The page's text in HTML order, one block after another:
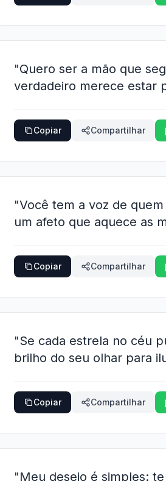
"Quero ser a mão que
verdadeiro merece estar
Copiar Compartilhar
"Você tem a voz de
um afeto que aquece as
Copiar Compartilhar
"Se cada estrela no céu
brilho do seu olhar para
Copiar Compartilhar
"Meu desejo é simples: